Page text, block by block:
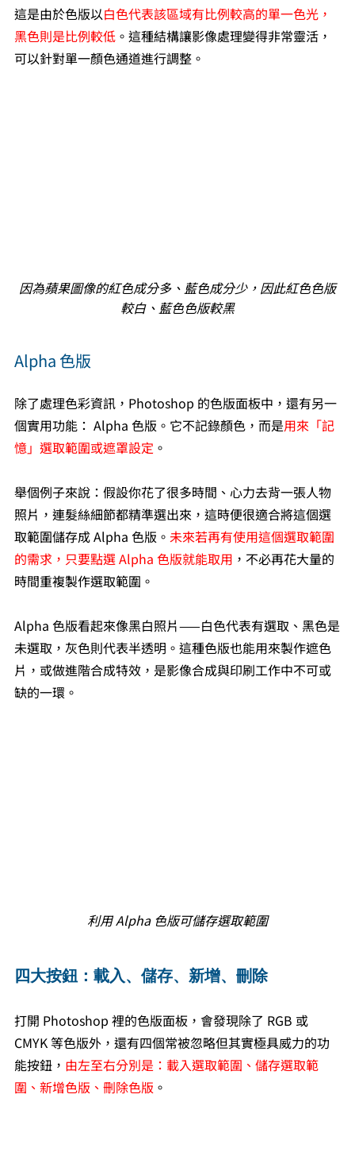
這是由於色版以白色代表該區域有比例較高的單一色光，
黑色則是比例較低 。這種結構讓影像處理變得非常靈活，
可以針對單一顏色通道進行調整。
因為蘋果圖像的紅色成分多、藍色成分少，因此紅色色版
較白、藍色色版較黑
Alpha 色版
除了處理色彩資訊，Photoshop 的色版面板中，還有另一
個實用功能： Alpha 色版。它不記錄顏色，而是用來「記
憶」選取範圍或遮罩設定 。
舉個例子來說：假設你花了很多時間、心力去背一張人物
照片，連髮絲細節都精準選出來，這時便很適合將這個選
取範圍儲存成 Alpha 色版。 未來若再有使用這個選取範圍
的需求，只要點選 Alpha 色版就能取用 ，不必再花大量的
時間重複製作選取範圍。
Alpha 色版看起來像黑白照片——白色代表有選取、黑色是
未選取，灰色則代表半透明。這種色版也能用來製作遮色
片，或做進階合成特效，是影像合成與印刷工作中不可或
缺的一環。
利用 Alpha 色版可儲存選取範圍
四大按鈕：載入、儲存、新增、刪除
打開 Photoshop 裡的色版面板，會發現除了 RGB 或
CMYK 等色版外，還有四個常被忽略但其實極具威力的功
能按鈕， 由左至右分別是：載入選取範圍、儲存選取範
圍、新增色版、刪除色版 。